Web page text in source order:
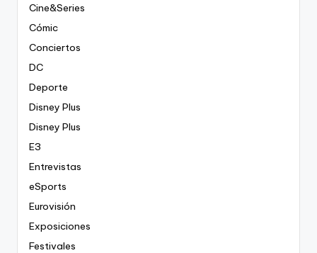
Cine&Series
Cómic
Conciertos
DC
Deporte
Disney Plus
Disney Plus
E3
Entrevistas
eSports
Eurovisión
Exposiciones
Festivales